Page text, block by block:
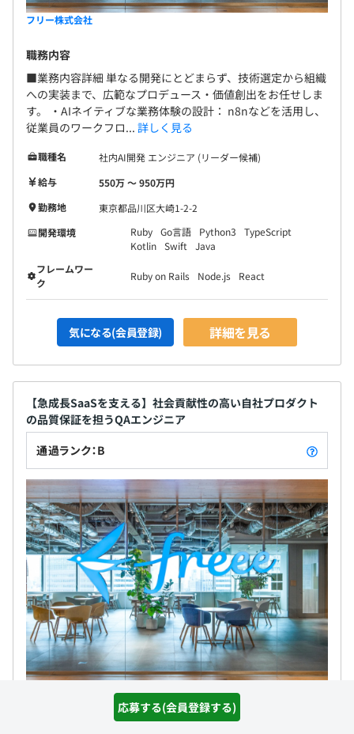
応募する(会員登録する)
フリー株式会社
職務内容
■業務内容詳細 単なる開発にとどまらず、技術選定から組織
への実装まで、広範なプロデュース・価値創出をお任せしま
す。 ・AIネイティブな業務体験の設計： n8nなどを活用し、
従業員のワークフロ... 詳しく見る
職種名
社内AI開発 エンジニア (リーダー候補)
給与
550万 〜 950万円
勤務地
東京都品川区大崎1-2-2
開発環境
Ruby Go言語 Python3
TypeScript
Kotlin Swift
Java
フレームワー
ク
Ruby on Rails Node.js React
気になる(会員登録) 詳細を見る
【急成長SaaSを支える】社会貢献性の高い自社プロダクト
の品質保証を担うQAエンジニア
通過ランク：B